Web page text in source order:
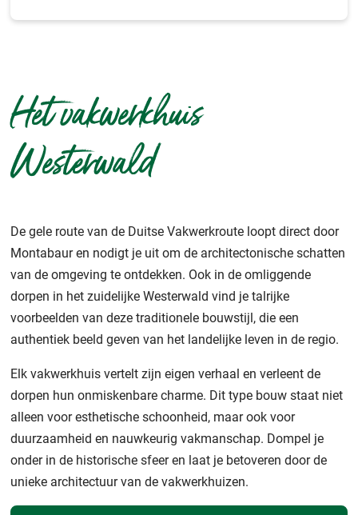
Het vakwerkhuis
Westerwald
De gele route van de Duitse Vakwerkroute loopt direct door
Montabaur en nodigt je uit om de architectonische schatten
van de omgeving te ontdekken. Ook in de omliggende
dorpen in het zuidelijke Westerwald vind je talrijke
voorbeelden van deze traditionele bouwstijl, die een
authentiek beeld geven van het landelijke leven in de regio.
Elk vakwerkhuis vertelt zijn eigen verhaal en verleent de
dorpen hun onmiskenbare charme. Dit type bouw staat niet
alleen voor esthetische schoonheid, maar ook voor
duurzaamheid en nauwkeurig vakmanschap. Dompel je
onder in de historische sfeer en laat je betoveren door de
unieke architectuur van de vakwerkhuizen.